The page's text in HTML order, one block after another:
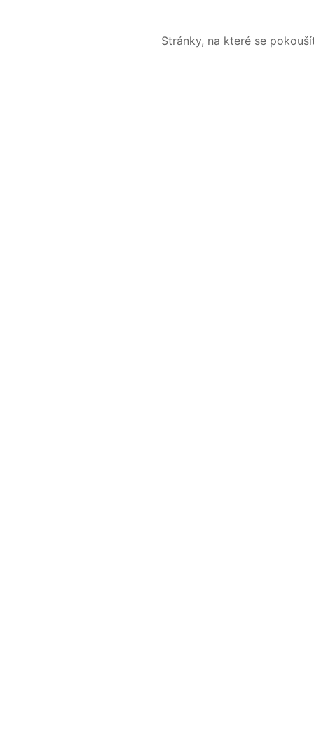
Stránky, na které se